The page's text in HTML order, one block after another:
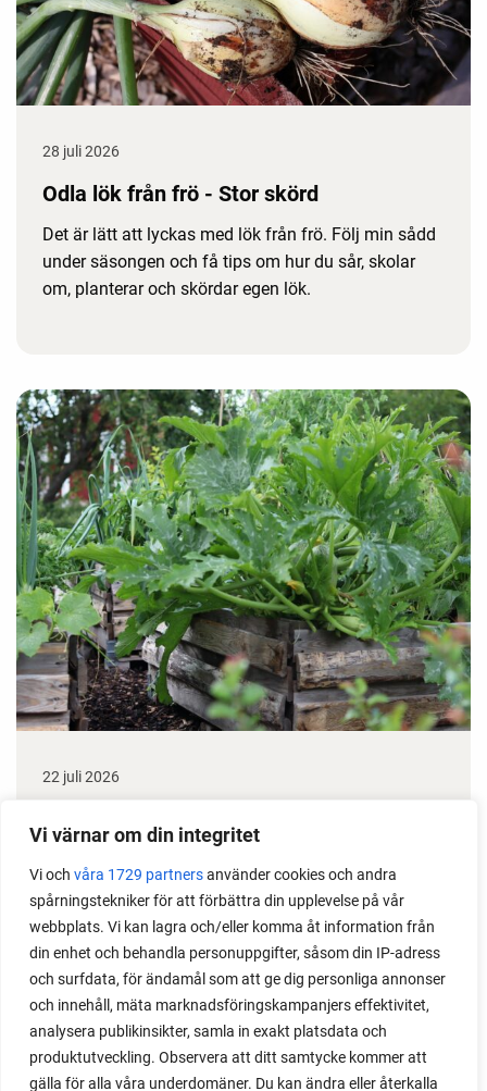
Vi värnar om din integritet
Vi och våra 1729 partnersanvänder cookies och andra
spårningstekniker för att förbättra din upplevelse på vår
webbplats. Vi kan lagra och/eller komma åt information från
din enhet och behandla personuppgifter, såsom din IP-adress
och surfdata, för ändamål som att ge dig personliga annonser
och innehåll, mäta marknadsföringskampanjers effektivitet,
analysera publikinsikter, samla in exakt platsdata och
produktutveckling. Observera att ditt samtycke kommer att
gälla för alla våra underdomäner. Du kan ändra eller återkalla
28 juli 2026
Odla lök från frö - Stor skörd
Det är lätt att lyckas med lök från frö. Följ min sådd
under säsongen och få tips om hur du sår, skolar
om, planterar och skördar egen lök.
22 juli 2026
växter i en pallkrage tillsammans med andra växter.
Perfekt om du vill odla mycket i på liten yta.